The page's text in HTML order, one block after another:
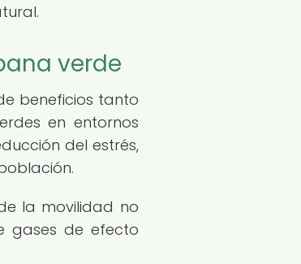
verde
beneficios tanto
en entornos
del estrés,
la movilidad no
gases de efecto